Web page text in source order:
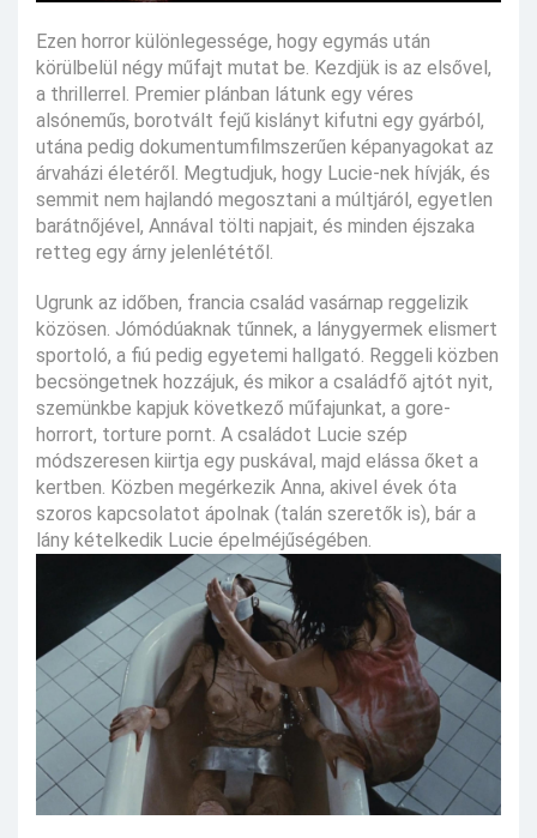
Ezen horror különlegessége, hogy egymás után
körülbelül négy műfajt mutat be. Kezdjük is az elsővel,
a thrillerrel. Premier plánban látunk egy véres
alsóneműs, borotvált fejű kislányt kifutni egy gyárból,
utána pedig dokumentumfilmszerűen képanyagokat az
árvaházi életéről. Megtudjuk, hogy Lucie-nek hívják, és
semmit nem hajlandó megosztani a múltjáról, egyetlen
barátnőjével, Annával tölti napjait, és minden éjszaka
retteg egy árny jelenlététől.
Ugrunk az időben, francia család vasárnap reggelizik
közösen. Jómódúaknak tűnnek, a lánygyermek elismert
sportoló, a fiú pedig egyetemi hallgató. Reggeli közben
becsöngetnek hozzájuk, és mikor a családfő ajtót nyit,
szemünkbe kapjuk következő műfajunkat, a gore-
horrort, torture pornt. A családot Lucie szép
módszeresen kiirtja egy puskával, majd elássa őket a
kertben. Közben megérkezik Anna, akivel évek óta
szoros kapcsolatot ápolnak (talán szeretők is), bár a
lány kételkedik Lucie épelméjűségében.